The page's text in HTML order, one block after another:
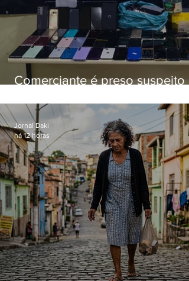
Comerciante é preso suspeito
loja
Jornal Daki
há 12 horas